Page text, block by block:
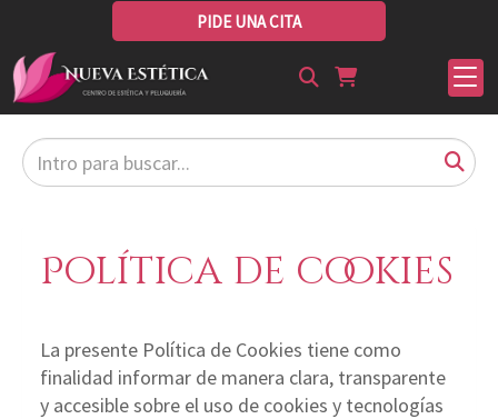
PIDE UNA CITA
Política de cookies
La presente Política de Cookies tiene como
finalidad informar de manera clara, transparente
y accesible sobre el uso de cookies y tecnologías